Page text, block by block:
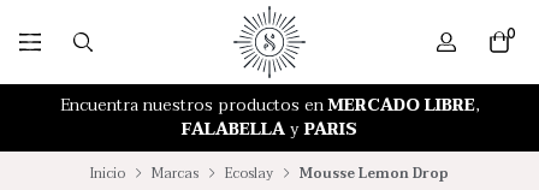
0
Encuentra nuestros productos enMERCADO LIBRE,
FALABELLAyPARIS
RETIRO GRATIS EN NUESTRA TIENDA
Inicio Marcas Ecoslay Mousse Lemon Drop